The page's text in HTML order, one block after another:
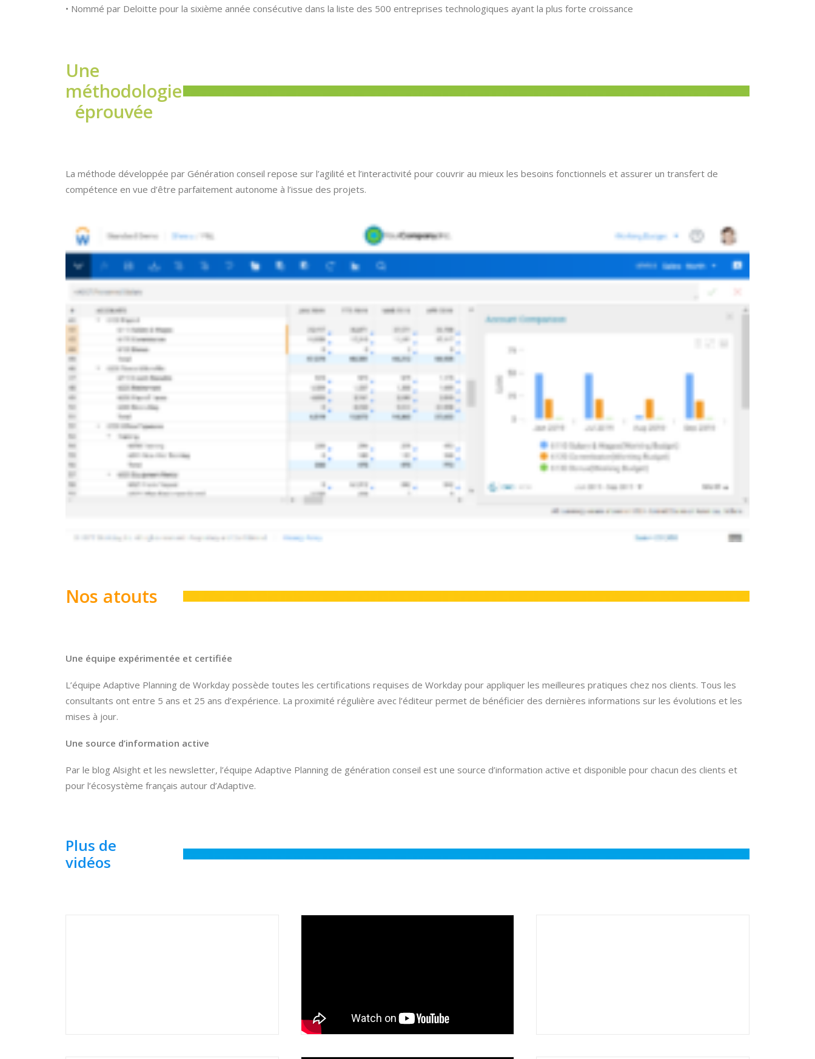
• Nommé par Deloitte pour la sixième année consécutive dans la liste des 500 entreprises technologiques ayant la plus forte croissance
Une
méthodologie
éprouvée
La méthode développée par Génération conseil repose sur l’agilité et l’interactivité pour couvrir au mieux les besoins fonctionnels et assurer un transfert de
compétence en vue d’être parfaitement autonome à l’issue des projets.
Nos atouts
Une équipe expérimentée et certifiée
L’équipe Adaptive Planning de Workday possède toutes les certifications requises de Workday pour appliquer les meilleures pratiques chez nos clients. Tous les
consultants ont entre 5 ans et 25 ans d’expérience. La proximité régulière avec l’éditeur permet de bénéficier des dernières informations sur les évolutions et les
mises à jour.
Une source d’information active
Par le blog Alsight et les newsletter, l’équipe Adaptive Planning de génération conseil est une source d’information active et disponible pour chacun des clients et
pour l’écosystème français autour d’Adaptive.
Plus de
vidéos